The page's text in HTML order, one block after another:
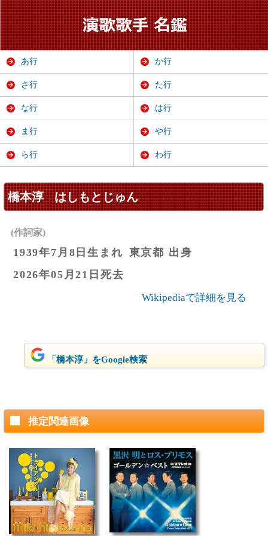
橋本淳 はしもとじゅん
(作詞家)
1939年7月8日生まれ 東京都 出身
2026年05月21日死去
Wikipediaで詳細を見る
「橋本淳」をGoogle検索
推定関連画像
あ行 か行
さ行 た行
な行 は行
ま行 や行
ら行 わ行